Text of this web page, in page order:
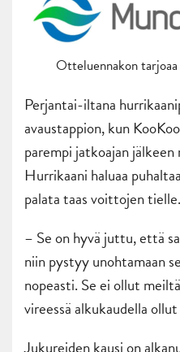
Otteluennakon
Perjantai-iltana
avaustappion, kun
parempi jatkoajan
Hurrikaani haluaa
palata taas voittojen tielle.
– Se on hyvä juttu, että
niin pystyy unohtamaan
nopeasti. Se ei ollut
vireessä alkukaudella ollut